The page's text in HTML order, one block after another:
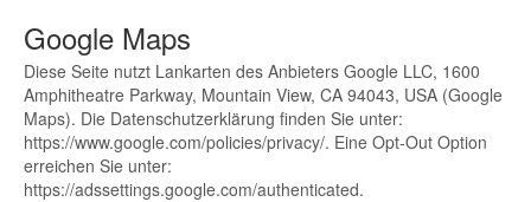
Google Maps
Diese Seite nutzt Lankarten des Anbieters Google LLC, 1600
Amphitheatre Parkway, Mountain View, CA 94043, USA (Google
Maps). Die Datenschutzerklärung finden Sie unter:
https://www.google.com/policies/privacy/. Eine Opt-Out Option
erreichen Sie unter:
https://adssettings.google.com/authenticated.